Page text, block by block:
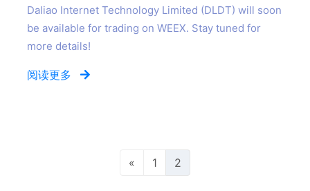
Daliao Internet Technology Limited (DLDT) will soon
be available for trading on WEEX. Stay tuned for
more details!
阅读更多
« 1 2